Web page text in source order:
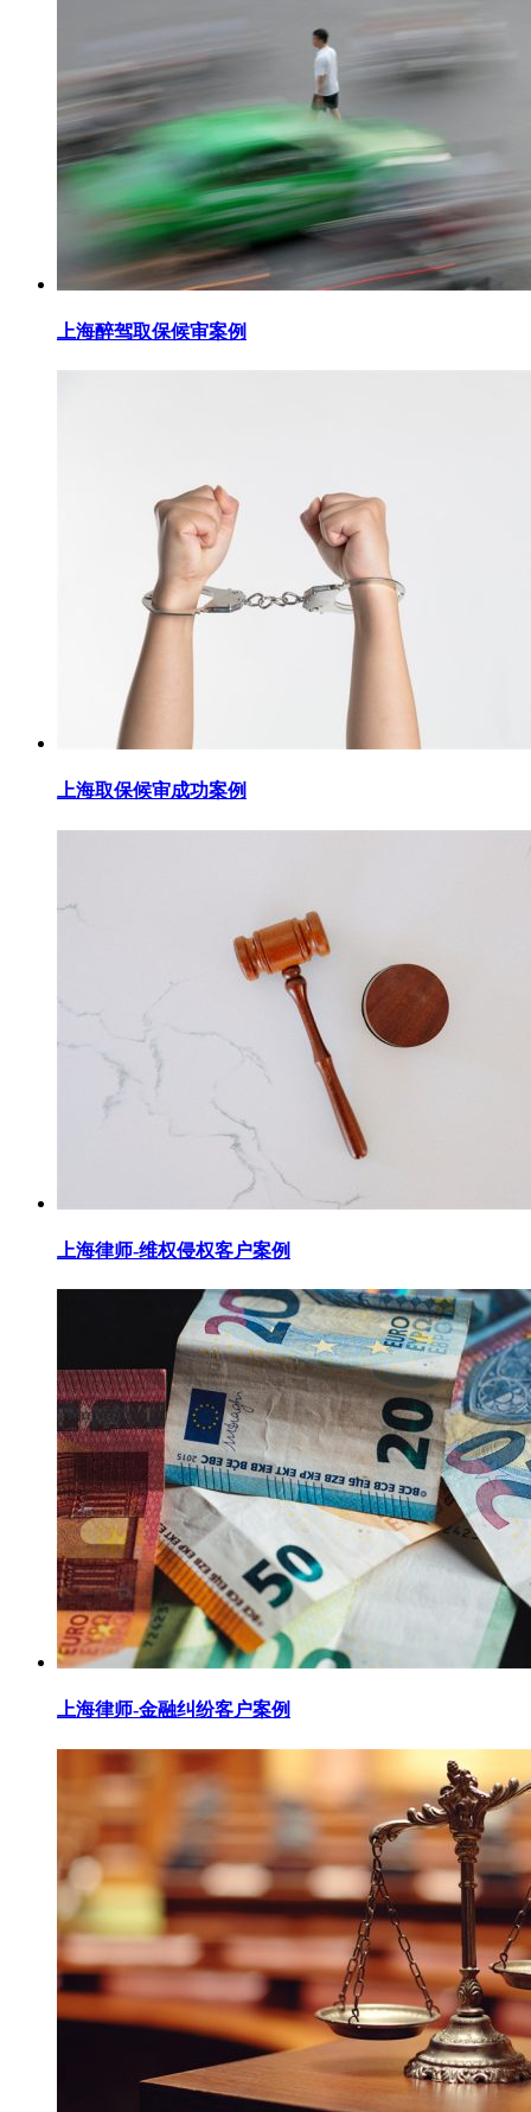
上海醉驾取保候审案例
上海取保候审成功案例
上海律师-维权侵权客户案例
上海律师-金融纠纷客户案例